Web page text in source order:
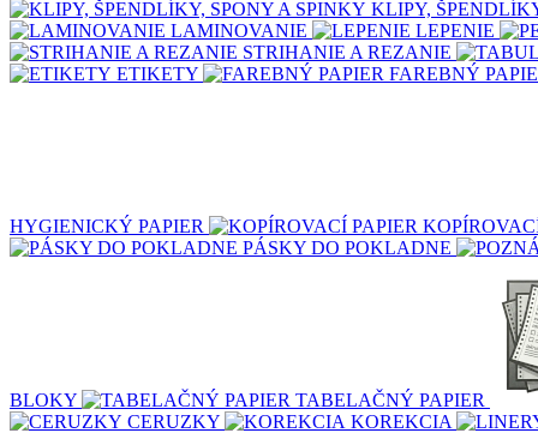
KLIPY,
LAMINOVANIE
LEPENIE
STRIHANIE A REZANIE
ETIKETY
FAREBNÝ
HYGIENICKÝ PAPIER
PÁSKY DO POKLADNE
BLOKY
TABELAČNÝ PAPIER
CERUZKY
KOREKCIA